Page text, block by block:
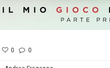
0 0